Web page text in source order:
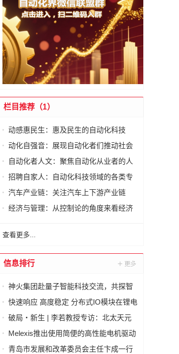
栏目推荐（1）
动感惠民生：惠及民生的自动化科技
动化自强音：展现自动化者们推动社会
进步发出的响亮声音
自动化者人文：聚焦自动化从业者的人
文思考
招聘自家人：自动化科技领域的各类专
家及人才需求资讯
汽车产业链：关注汽车上下游产业链
经济与管理：从控制论的角度来看经济
查看更多...
信息排行
神火集团赴量子智能科技交流，共探智
能化矿山新未来
快速响应 高度稳定 分布式IO模块在锂电
池制造的优势揭秘 | 支持Modbus、
EtherCAT、Ethernet/IP、BACnet/IP等多
种协议
破局・新生 | 李若教授专访：北太天元
打破 30 年垄断，国产科学计算软件崛起
Melexis推出使用简便的高性能电机驱动
芯片，助力三相风扇实现快速、免代码
青岛市发展和改革委员会主任卞成一行